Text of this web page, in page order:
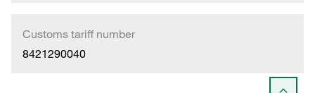
Customs tariff number
8421290040